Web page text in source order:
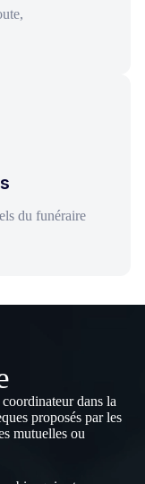
du funéraire
dans la
proposés par les
mutuelles ou